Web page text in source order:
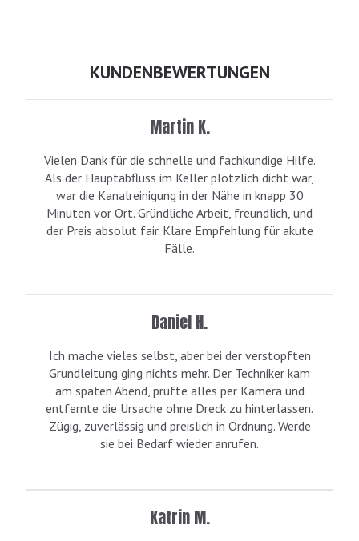
KUNDENBEWERTUNGEN
Martin K.
Vielen Dank für die schnelle und fachkundige Hilfe.
Als der Hauptabfluss im Keller plötzlich dicht war,
war die Kanalreinigung in der Nähe in knapp 30
Minuten vor Ort. Gründliche Arbeit, freundlich, und
der Preis absolut fair. Klare Empfehlung für akute
Fälle.
Daniel H.
Ich mache vieles selbst, aber bei der verstopften
Grundleitung ging nichts mehr. Der Techniker kam
am späten Abend, prüfte alles per Kamera und
entfernte die Ursache ohne Dreck zu hinterlassen.
Zügig, zuverlässig und preislich in Ordnung. Werde
sie bei Bedarf wieder anrufen.
Katrin M.